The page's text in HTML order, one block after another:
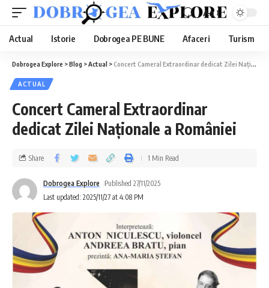
Aa
Actual Istorie Dobrogea PE BUNE Afaceri Turism
Dobrogea Explore >Blog >Actual >Concert Cameral Extraordinar dedicat Zilei Naționale a României
ACTUAL
Concert Cameral Extraordinar
dedicat Zilei Naționale a României
Last updated: 2025/11/27 at 4:08 PM
Dobrogea Explore Published 27/11/2025
Share 1 Min Read